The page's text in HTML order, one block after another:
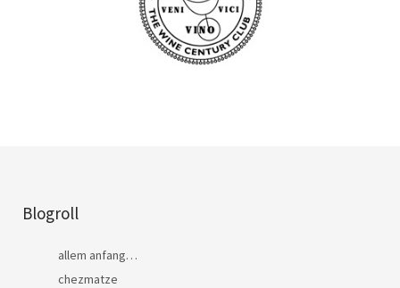
Blogroll
allem anfang…
chezmatze